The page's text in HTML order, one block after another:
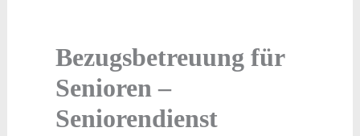
Bezugsbetreuung für
Senioren –
Seniorendienst